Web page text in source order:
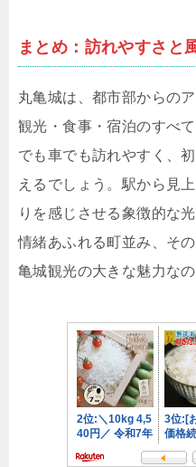
まとめ：訪れやすさと
丸亀城は、都市部からの
観光・食事・宿泊のすべ
でも車でも訪れやすく、
えるでしょう。駅から見
りを感じさせる象徴的な
情緒あふれる町並み、そ
亀城観光の大きな魅力なの